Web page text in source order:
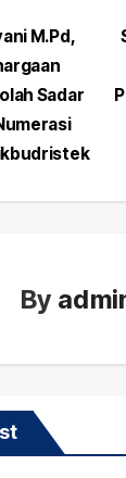
M.Pd,
Sadar
By